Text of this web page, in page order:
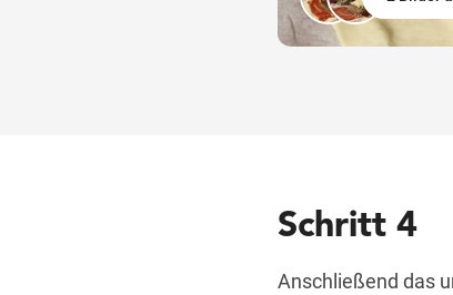
Schritt 4
Anschließend das